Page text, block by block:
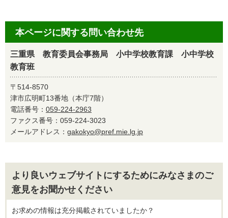
本ページに関する問い合わせ先
三重県 教育委員会事務局 小中学校教育課 小中学校
教育班
〒514-8570
津市広明町13番地（本庁7階）
電話番号： 059-224-2963
ファクス番号：059-224-3023
メールアドレス： gakokyo@pref.mie.lg.jp
より良いウェブサイトにするためにみなさまのご
意見をお聞かせください
お求めの情報は充分掲載されていましたか？